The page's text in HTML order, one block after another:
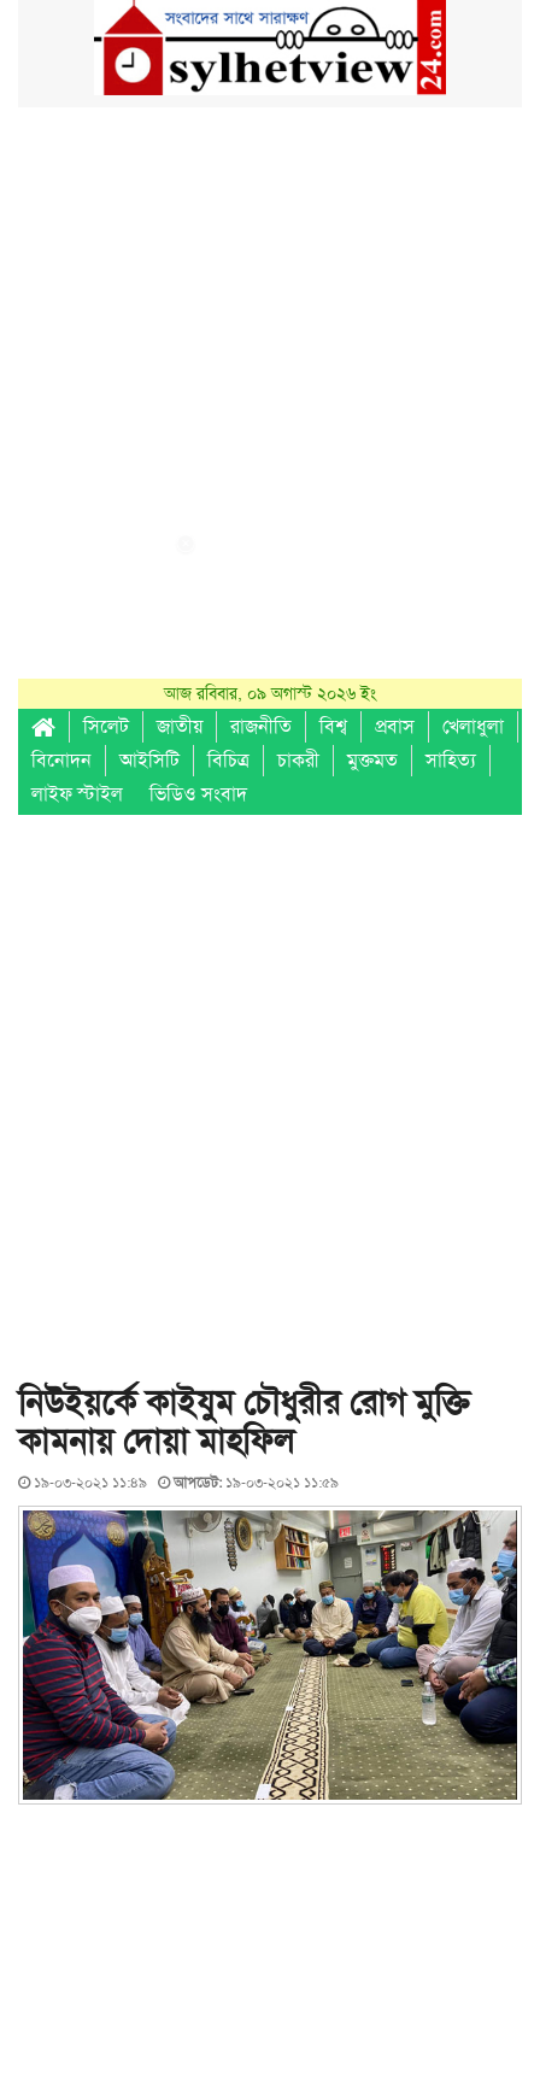
আজ রবিবার, ০৯ অগাস্ট ২০২৬ ইং
সিলেট জাতীয় রাজনীতি বিশ্ব প্রবাস
খেলাধুলা
বিনোদন
আইসিটি বিচিত্র চাকরী মুক্তমত
সাহিত্য
লাইফ স্টাইল
ভিডিও সংবাদ
নিউইয়র্কে কাইযুম চৌধুরীর রোগ মুক্তি
কামনায় দোয়া মাহফিল
১৯-০৩-২০২১ ১১:৪৯ আপডেট: ১৯-০৩-২০২১ ১১:৫৯